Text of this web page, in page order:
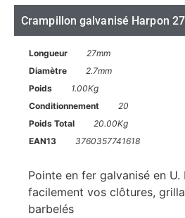
Crampillon galvanisé Harpon
Longueur
27mm
Diamètre
2.7mm
Poids
1.00Kg
Conditionnement
20
Poids Total
20.00Kg
EAN13
3760357741618
Pointe en fer galvanisé en
facilement vos clôtures,
barbelés